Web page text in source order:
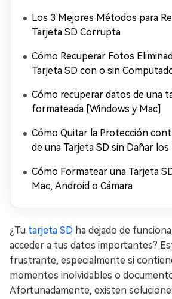
Los 3 Mejores Métodos para
Tarjeta SD Corrupta
Cómo Recuperar Fotos
Tarjeta SD con o sin
Cómo recuperar datos de una
formateada [Windows y Mac]
Cómo Quitar la Protección
de una Tarjeta SD sin Dañar
Cómo Formatear una Tarjeta
Mac, Android o Cámara
¿Tu tarjeta SD ha dejado de
acceder a tus datos importantes?
frustrante, especialmente si
momentos inolvidables o
Afortunadamente, existen